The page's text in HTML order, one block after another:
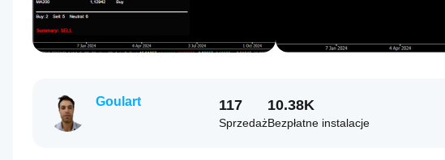
Goulart 117
Sprzedaż
10.38K
Bezpłatne instalacje